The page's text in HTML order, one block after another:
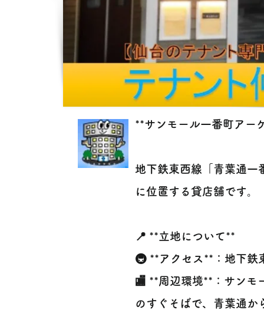
**サンモール一番町アー
地下鉄東西線「青葉通一
に位置する貸店舗です。
📍 **立地について**
🚇 **アクセス**：地下鉄
🏬 **周辺環境**：サンモ
のすぐそばで、青葉通か